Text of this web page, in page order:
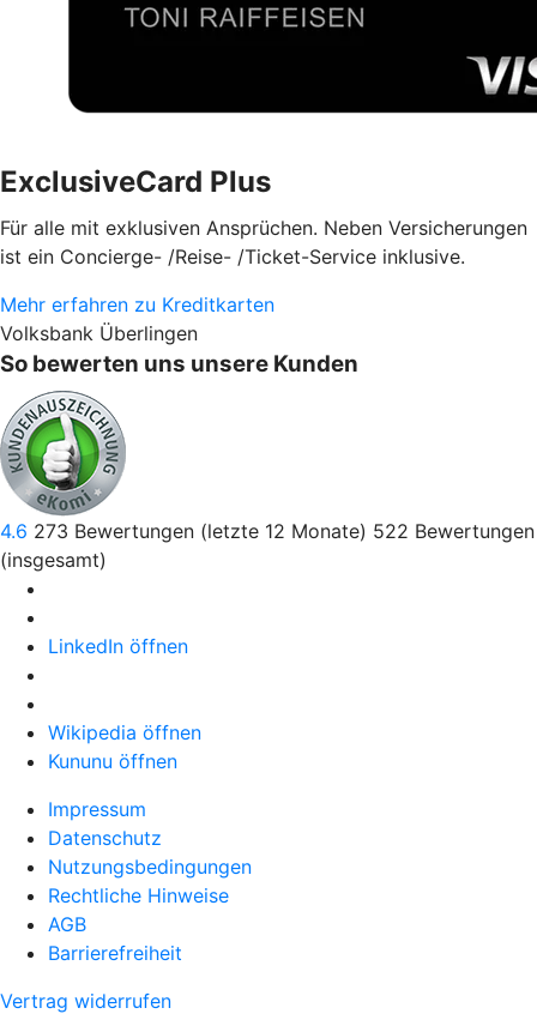
ExclusiveCard Plus
Für alle mit exklusiven Ansprüchen. Neben Versicherungen
ist ein Concierge- /Reise- /Ticket-Service inklusive.
Mehr erfahren zu Kreditkarten
Volksbank Überlingen
So bewerten uns unsere Kunden
4.6 273 Bewertungen (letzte 12 Monate) 522 Bewertungen
(insgesamt)
LinkedIn öffnen
Wikipedia öffnen
Kununu öffnen
Impressum
Datenschutz
Nutzungsbedingungen
Rechtliche Hinweise
AGB
Barrierefreiheit
Vertrag widerrufen